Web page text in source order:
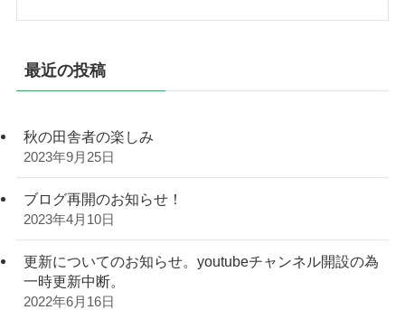
最近の投稿
秋の田舎者の楽しみ
2023年9月25日
ブログ再開のお知らせ！
2023年4月10日
更新についてのお知らせ。youtubeチャンネル開設の為
一時更新中断。
2022年6月16日